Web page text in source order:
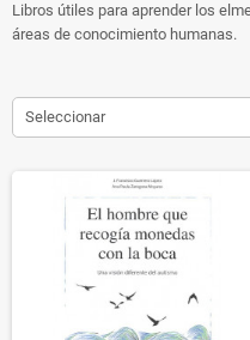
Libros útiles para aprender los
áreas de conocimiento humanas.
Seleccionar